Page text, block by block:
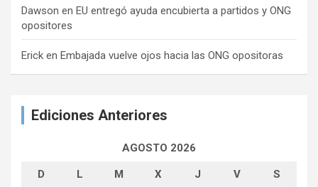
Dawson en EU entregó ayuda encubierta a partidos y ONG
opositores
Erick en Embajada vuelve ojos hacia las ONG opositoras
Ediciones Anteriores
AGOSTO 2026
D L M X J V S